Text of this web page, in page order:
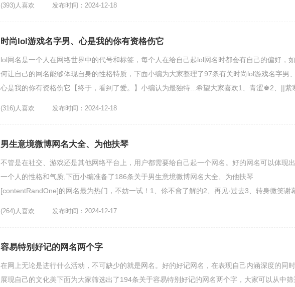
(393)人喜欢 发布时间：2024-12-18
时尚lol游戏名字男、心是我的你有资格伤它
lol网名是一个人在网络世界中的代号和标签，每个人在给自己起lol网名时都会有自己的偏好，如
何让自己的网名能够体现自身的性格特质，下面小编为大家整理了97条有关时尚lol游戏名字男、
心是我的你有资格伤它【终于，看到了爱。】小编认为最独特...希望大家喜欢1、青涩♚2、||紫
(316)人喜欢 发布时间：2024-12-18
男生意境微博网名大全、为他扶琴
不管是在社交、游戏还是其他网络平台上，用户都需要给自己起一个网名。好的网名可以体现出
一个人的性格和气质,下面小编准备了186条关于男生意境微博网名大全、为他扶琴
[contentRandOne]的网名最为热门，不妨一试！1、伱不會了解的2、再见·过去3、转身微笑谢
(264)人喜欢 发布时间：2024-12-17
容易特别好记的网名两个字
在网上无论是进行什么活动，不可缺少的就是网名。好的好记网名，在表现自己内涵深度的同时
展现自己的文化美下面为大家筛选出了194条关于容易特别好记的网名两个字，大家可以从中筛